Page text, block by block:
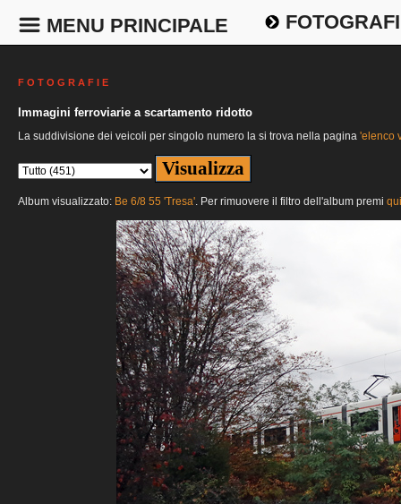
MENU PRINCIPALE
F O T O G R A F I E
Immagini ferroviarie a scartamento ridotto
La suddivisione dei veicoli per singolo numero la si trova nella pagina 'elenco
Album visualizzato: Be 6/8 55 'Tresa'. Per rimuovere il filtro dell'album premi qui